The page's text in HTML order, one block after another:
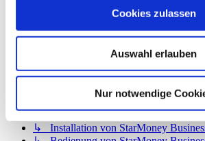
Cookies zulassen
Auswahl erlauben
Nur notwendige
↳ StarMoney Basic 15 und Institute
StarMoney Apps für Android, iOS und
↳ StarMoney App für Android
↳ StarMoney App für Mac
↳ Anregungen und Wünsche
↳ Installation von StarMoney